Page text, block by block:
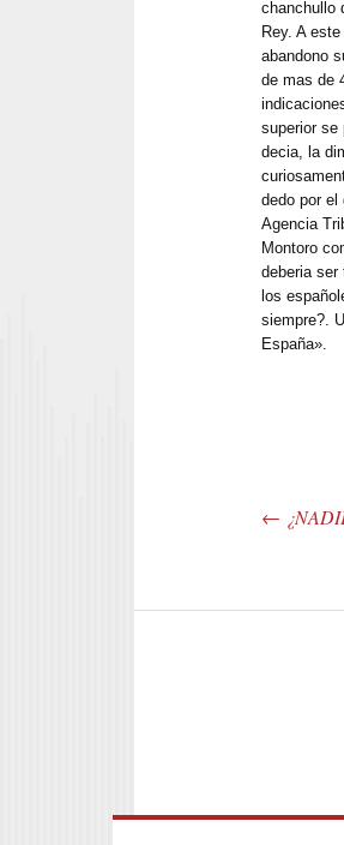
chanchullo
Rey. A
abandono
de mas de
superior se
decia, la
dedo por el
Agencia
Montoro
deberia ser
los
siempre?.
España».
Post
←